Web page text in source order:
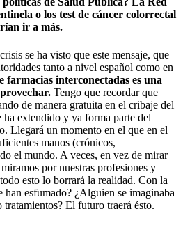
o los test de cáncer colorrectal
ir a más.
se ha visto que este mensaje, que
tanto a nivel español como en
farmacias interconectadas es una
Tengo que recordar que
de manera gratuita en el cribaje del
ha extendido y ya forma parte del
Llegará un momento en el que en el
manos (crónicos,
el mundo. A veces, en vez de mirar
por nuestras profesiones y
esto lo borrará la realidad. Con la
han esfumado? ¿Alguien se imaginaba
El futuro traerá ésto.